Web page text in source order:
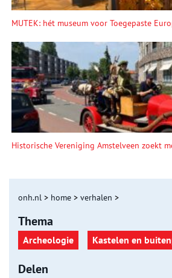
MUTEK: hét museum voor Toegepaste
Historische Vereniging Amstelveen zoekt
onh.nl > home > verhalen >
Thema
Archeologie Kastelen en
Delen